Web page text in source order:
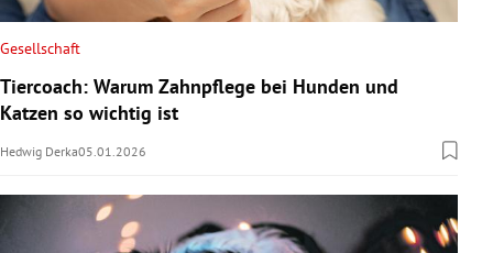
Gesellschaft
Tiercoach: Warum Zahnpflege bei Hunden und
Katzen so wichtig ist
Hedwig Derka05.01.2026